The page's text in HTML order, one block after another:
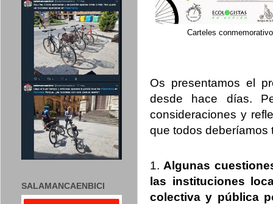
Carteles
Os presentamos el
desde hace días.
consideraciones y
que todos deberíamos
1. Algunas
las instituciones
colectiva y pública
SALAMANCAENBICI